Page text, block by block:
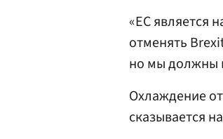
«ЕС является
отменять
но мы должны
Охлаждение
сказывается